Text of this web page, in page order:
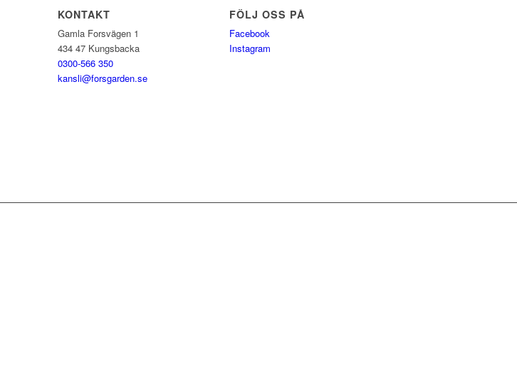
KONTAKT
Gamla Forsvägen 1
434 47 Kungsbacka
0300-566 350
kansli@forsgarden.se
FÖLJ OSS PÅ
Facebook
Instagram